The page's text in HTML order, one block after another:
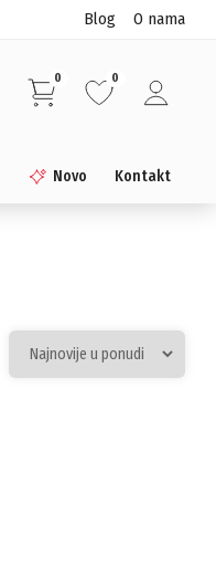
Blog O nama
0 0
Novo Kontakt